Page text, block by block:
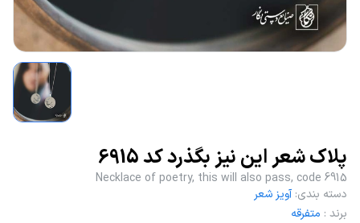
پلاک شعر این نیز بگذرد کد 6915
Necklace of poetry, this will also pass, code 6915
دسته بندی: آویز شعر
برند : متفرقه